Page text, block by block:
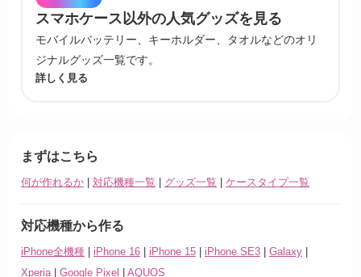
スマホケース以外の人気グッズを見る
モバイルバッテリー、キーホルダー、タオルなどのオリ
ジナルグッズ一覧です。
詳しく見る
まずはこちら
何が作れるか | 対応機種一覧 | グッズ一覧 | ケースタイプ一覧
対応機種から作る
iPhone全機種 | iPhone 16 | iPhone 15 | iPhone SE3 | Galaxy |
Xperia | Google Pixel | AQUOS